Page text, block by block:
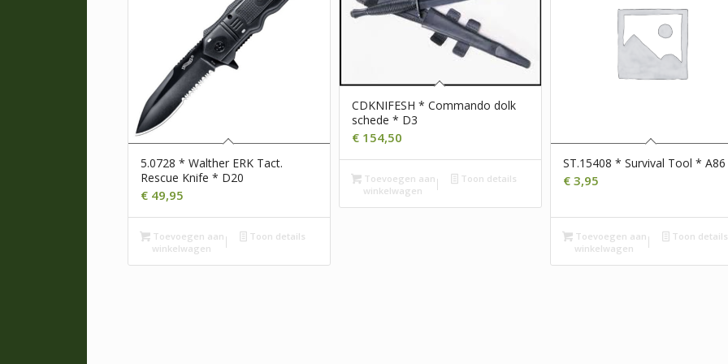
5.0728 * Walther ERK Tact.
Rescue Knife * D20
€ 49,95
Toevoegen aan
winkelwagen
Toon details
CDKNIFESH * Commando dolk
schede * D3
€ 154,50
Toevoegen aan
winkelwagen
Toon details
ST.15408 * Survival Tool * A86
€ 3,95
Toevoegen aan
winkelwagen
Toon details